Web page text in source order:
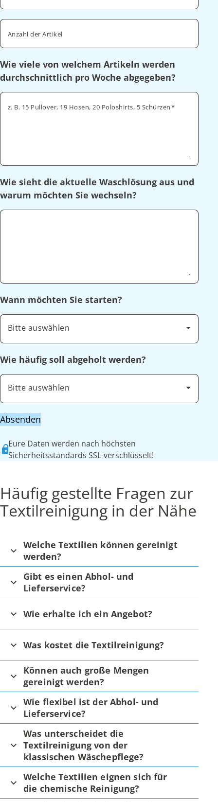
Anzahl der Artikel
Wie viele von welchem Artikeln werden
durchschnittlich pro Woche abgegeben?
z. B. 15 Pullover, 19 Hosen, 20 Poloshirts, 5 Schürzen
Wie sieht die aktuelle Waschlösung aus und
warum möchten Sie wechseln?
Wann möchten Sie starten?
Bitte auswählen
Wie häufig soll abgeholt werden?
Bitte auswählen
Absenden
Eure Daten werden nach höchsten
Sicherheitsstandards SSL-verschlüsselt!
Häufig gestellte Fragen zur
Textilreinigung in der Nähe
Welche Textilien können gereinigt
werden?
Gibt es einen Abhol- und
Lieferservice?
Wie erhalte ich ein Angebot?
Was kostet die Textilreinigung?
Können auch große Mengen
gereinigt werden?
Wie flexibel ist der Abhol- und
Lieferservice?
Was unterscheidet die
Textilreinigung von der
klassischen Wäschepflege?
Welche Textilien eignen sich für
die chemische Reinigung?